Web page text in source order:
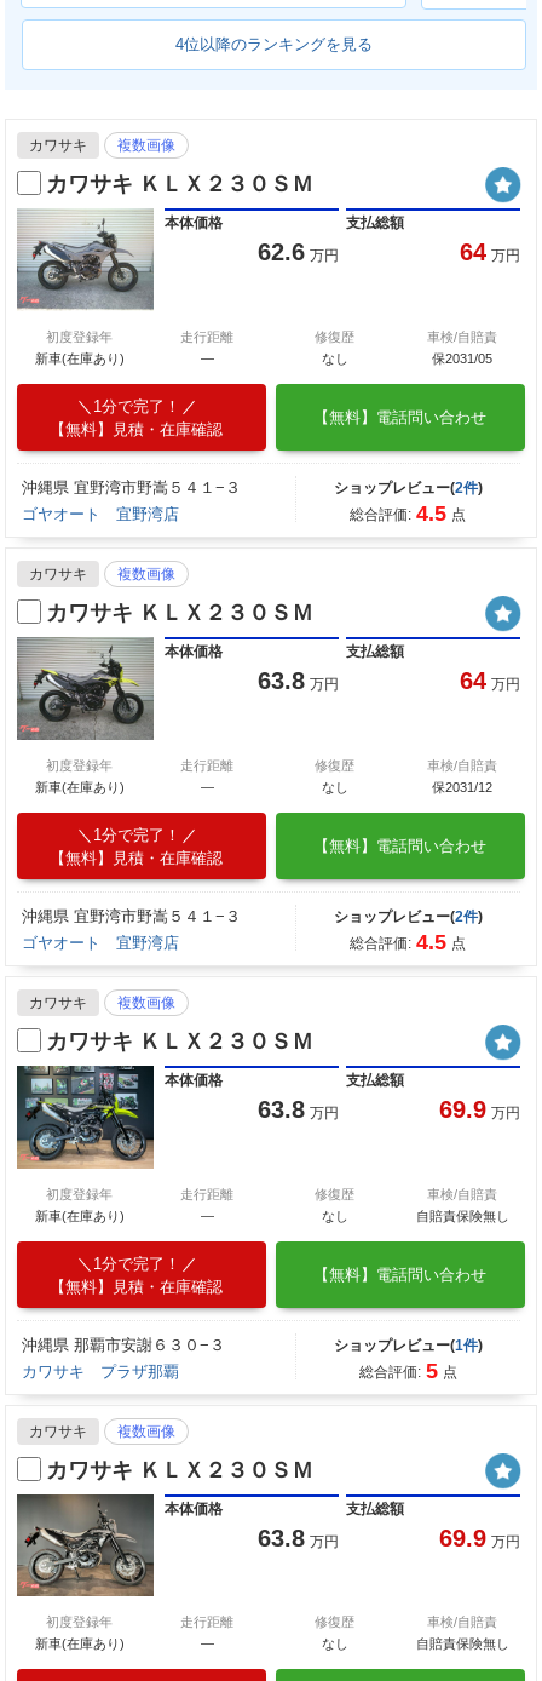
4位以降のランキングを見る
カワサキ 複数画像
カワサキ ＫＬＸ２３０ＳＭ
本体価格
62.6 万円
支払総額
64 万円
初度登録年
新車(在庫あり)
走行距離
―
修復歴
なし
車検/自賠責
保2031/05
1分で完了！
【無料】見積・在庫確認
【無料】電話問い合わせ
沖縄県 宜野湾市野嵩５４１−３
ゴヤオート 宜野湾店
ショップレビュー(2件)
総合評価: 4.5 点
カワサキ 複数画像
カワサキ ＫＬＸ２３０ＳＭ
本体価格
63.8 万円
支払総額
64 万円
初度登録年
新車(在庫あり)
走行距離
―
修復歴
なし
車検/自賠責
保2031/12
1分で完了！
【無料】見積・在庫確認
【無料】電話問い合わせ
沖縄県 宜野湾市野嵩５４１−３
ゴヤオート 宜野湾店
ショップレビュー(2件)
総合評価: 4.5 点
カワサキ 複数画像
カワサキ ＫＬＸ２３０ＳＭ
本体価格
63.8 万円
支払総額
69.9 万円
初度登録年
新車(在庫あり)
走行距離
―
修復歴
なし
車検/自賠責
自賠責保険無し
1分で完了！
【無料】見積・在庫確認
【無料】電話問い合わせ
沖縄県 那覇市安謝６３０−３
カワサキ プラザ那覇
ショップレビュー(1件)
総合評価: 5 点
カワサキ 複数画像
カワサキ ＫＬＸ２３０ＳＭ
本体価格
63.8 万円
支払総額
69.9 万円
初度登録年
新車(在庫あり)
走行距離
―
修復歴
なし
車検/自賠責
自賠責保険無し